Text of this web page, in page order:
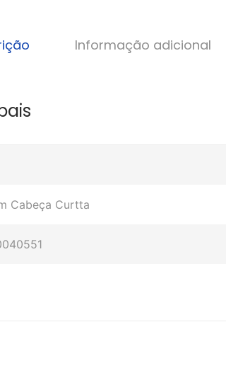
Informação adicional
Cabeça Curtta